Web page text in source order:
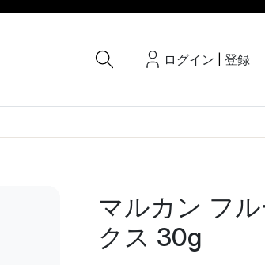
ログイン 登録
マルカン フ
クス 30g